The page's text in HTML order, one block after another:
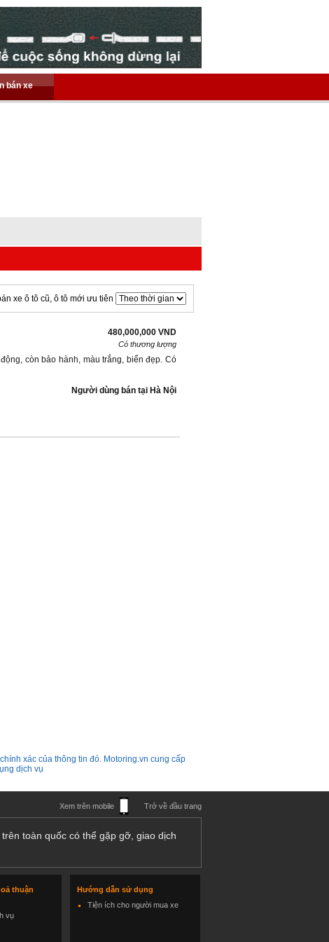
bán xe
xe ô tô cũ, ô tô mới ưu tiên
480,000,000 VND
Có thương lượng
còn bảo hành, màu trắng, biển đẹp. Có
Người dùng bán tại Hà Nội
xác của thông tin đó. Motoring.vn cung cấp
dịch vụ
Xem trên mobile Trở về đầu trang
toàn quốc có thể gặp gỡ, giao dịch
thuận
vụ
Hướng dẫn sử dụng
Tiện ích cho người mua xe